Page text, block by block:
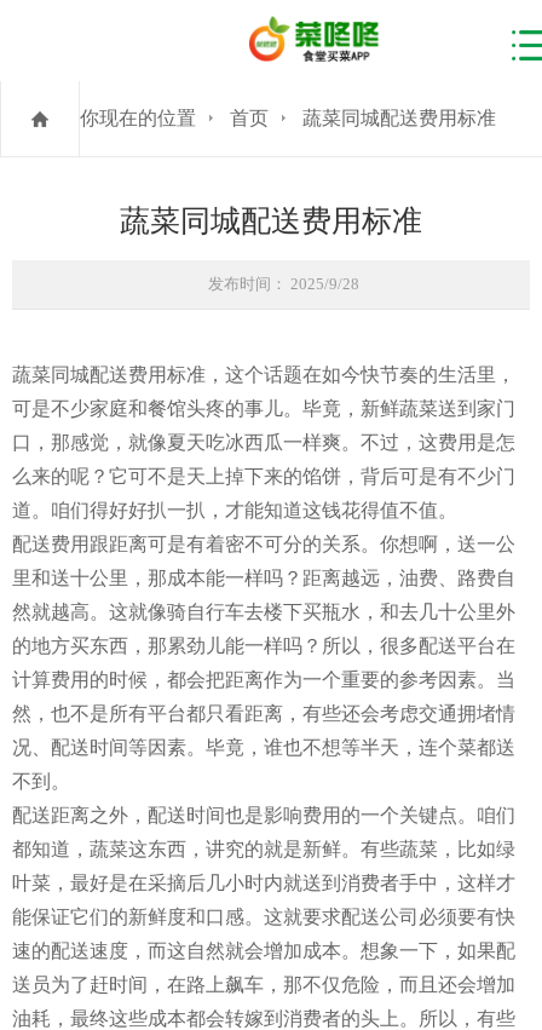
你现在的位置 首页 蔬菜同城配送费用标准
蔬菜同城配送费用标准
发布时间： 2025/9/28
蔬菜同城配送费用标准，这个话题在如今快节奏的生活里，
可是不少家庭和餐馆头疼的事儿。毕竟，新鲜蔬菜送到家门
口，那感觉，就像夏天吃冰西瓜一样爽。不过，这费用是怎
么来的呢？它可不是天上掉下来的馅饼，背后可是有不少门
道。咱们得好好扒一扒，才能知道这钱花得值不值。
配送费用跟距离可是有着密不可分的关系。你想啊，送一公
里和送十公里，那成本能一样吗？距离越远，油费、路费自
然就越高。这就像骑自行车去楼下买瓶水，和去几十公里外
的地方买东西，那累劲儿能一样吗？所以，很多配送平台在
计算费用的时候，都会把距离作为一个重要的参考因素。当
然，也不是所有平台都只看距离，有些还会考虑交通拥堵情
况、配送时间等因素。毕竟，谁也不想等半天，连个菜都送
不到。
配送距离之外，配送时间也是影响费用的一个关键点。咱们
都知道，蔬菜这东西，讲究的就是新鲜。有些蔬菜，比如绿
叶菜，最好是在采摘后几小时内就送到消费者手中，这样才
能保证它们的新鲜度和口感。这就要求配送公司必须要有快
速的配送速度，而这自然就会增加成本。想象一下，如果配
送员为了赶时间，在路上飙车，那不仅危险，而且还会增加
油耗，最终这些成本都会转嫁到消费者的头上。所以，有些